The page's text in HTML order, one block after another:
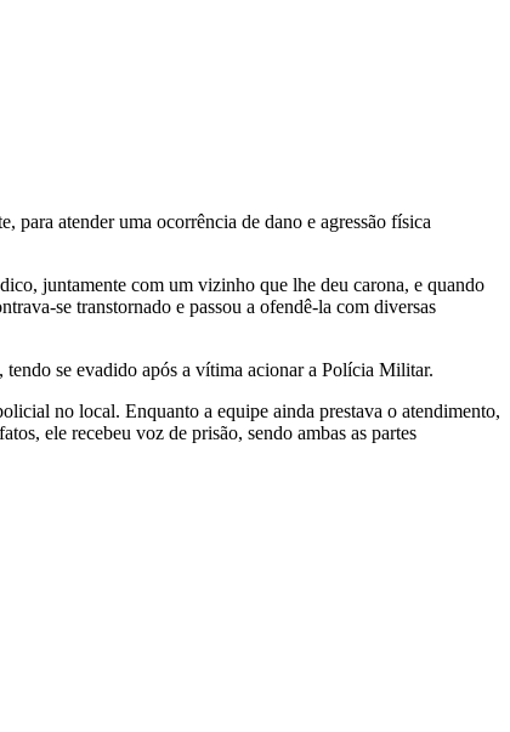
atender uma ocorrência de dano e agressão física
juntamente com um vizinho que lhe deu carona, e quando
se transtornado e passou a ofendê-la com diversas
se evadido após a vítima acionar a Polícia Militar.
no local. Enquanto a equipe ainda prestava o atendimento,
ele recebeu voz de prisão, sendo ambas as partes